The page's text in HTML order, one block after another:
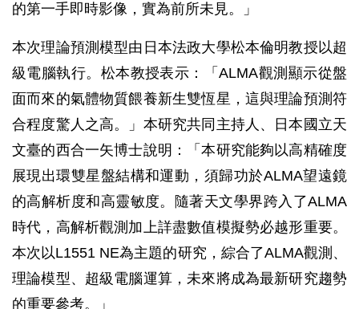
的第一手即時影像，實為前所未見。」
本次理論預測模型由日本法政大學松本倫明教授以超
級電腦執行。松本教授表示：「ALMA觀測顯示從盤
面而來的氣體物質餵養新生雙恆星，這與理論預測符
合程度驚人之高。」本研究共同主持人、日本國立天
文臺的西合一矢博士說明：「本研究能夠以高精確度
展現出環雙星盤結構和運動，須歸功於ALMA望遠鏡
的高解析度和高靈敏度。隨著天文學界跨入了ALMA
時代，高解析觀測加上詳盡數值模擬勢必越形重要。
本次以L1551 NE為主題的研究，綜合了ALMA觀測、
理論模型、超級電腦運算，未來將成為最新研究趨勢
的重要參考。」